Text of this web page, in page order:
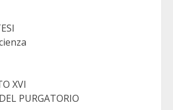
XVI
PURGATORIO